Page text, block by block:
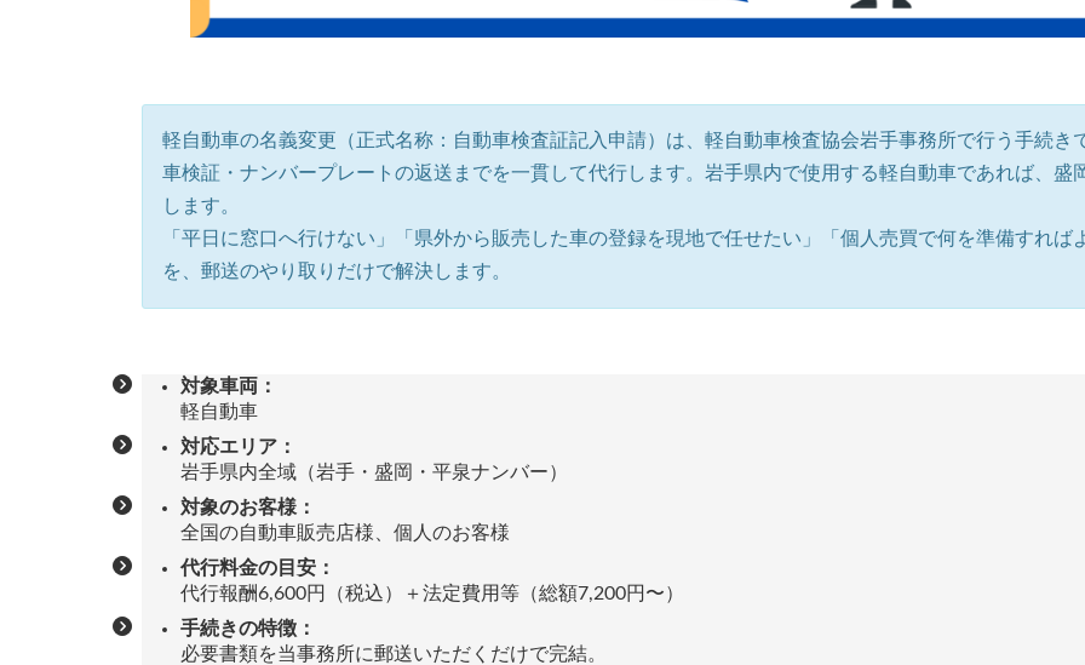
軽自動車の名義変更（正式名称：自動車検査証記入申請）は、軽自動車検査協会岩手事務所で行う手続き
車検証・ナンバープレートの返送までを一貫して代行します。岩手県内で使用する軽自動車であれば、
します。
「平日に窓口へ行けない」「県外から販売した車の登録を現地で任せたい」「個人売買で何を準備すれ
を、郵送のやり取りだけで解決します。
対象車両：
軽自動車
対応エリア：
岩手県内全域（岩手・盛岡・平泉ナンバー）
対象のお客様：
全国の自動車販売店様、個人のお客様
代行料金の目安：
代行報酬6,600円（税込）＋法定費用等（総額7,200円〜）
手続きの特徴：
必要書類を当事務所に郵送いただくだけで完結。